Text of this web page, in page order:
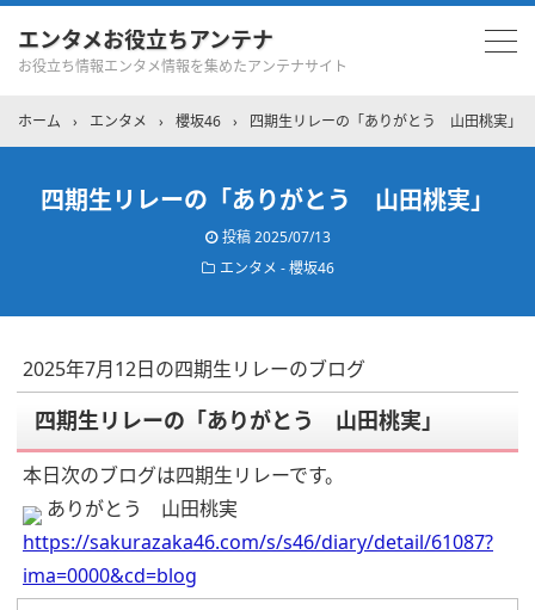
エンタメお役立ちアンテナ
お役立ち情報エンタメ情報を集めたアンテナサイト
ホーム › エンタメ › 櫻坂46 › 四期生リレーの「ありがとう 山田桃実」
四期生リレーの「ありがとう 山田桃実」
投稿2025/07/13
エンタメ - 櫻坂46
2025年7月12日の四期生リレーのブログ
四期生リレーの「ありがとう 山田桃実」
本日次のブログは四期生リレーです。
ありがとう 山田桃実
https://sakurazaka46.com/s/s46/diary/detail/61087?
ima=0000&cd=blog